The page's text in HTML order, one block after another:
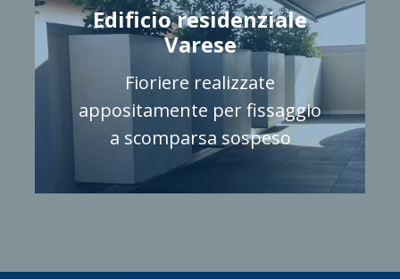
Edificio residenziale
Varese
Fioriere realizzate
appositamente per fissaggio
a scomparsa sospeso